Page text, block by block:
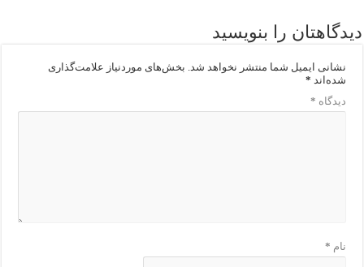
دیدگاهتان را بنویسید
نشانی ایمیل شما منتشر نخواهد شد. بخش‌های موردنیاز علامت‌گذاری
شده‌اند *
دیدگاه *
نام *